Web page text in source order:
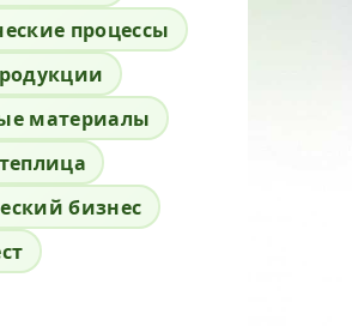
процессы
материалы
бизнес